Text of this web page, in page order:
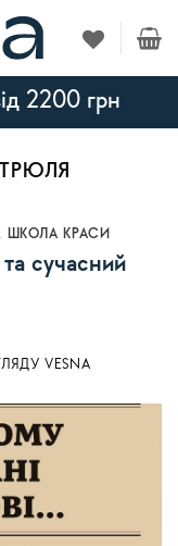
2200 грн
ШКОЛА КРАСИ
та сучасний
VESNA